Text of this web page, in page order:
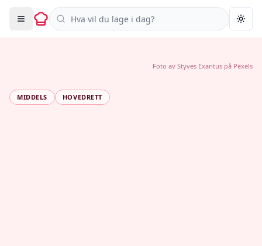
Søk i oppskrifter
MIDDELS HOVEDRETT
Foto av Styves Exantus på Pexels